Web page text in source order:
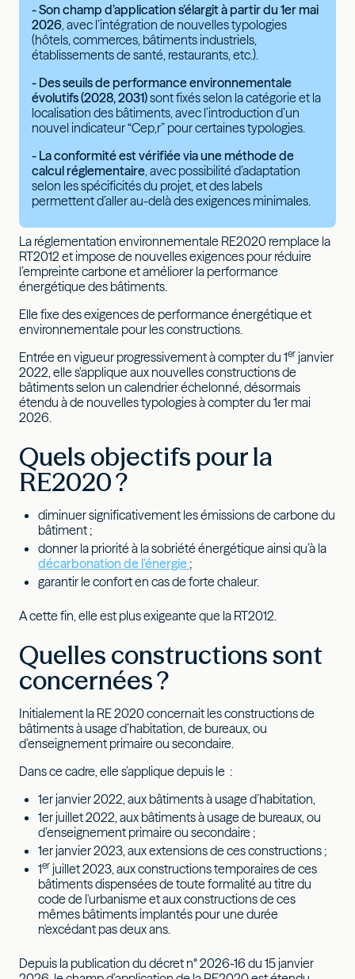
- Son champ d’application s’élargit à partir du 1er mai
2026 , avec l’intégration de nouvelles typologies
(hôtels, commerces, bâtiments industriels,
établissements de santé, restaurants, etc.).
- Des seuils de performance environnementale
évolutifs (2028, 2031)sont fixés selon la catégorie et la
localisation des bâtiments, avec l’introduction d’un
nouvel indicateur “Cep,r” pour certaines typologies.
- La conformité est vérifiée via une méthode de
calcul réglementaire , avec possibilité d’adaptation
selon les spécificités du projet, et des labels
permettent d’aller au-delà des exigences minimales.
La réglementation environnementale RE2020 remplace la
RT2012 et impose de nouvelles exigences pour réduire
l’empreinte carbone et améliorer la performance
énergétique des bâtiments.
Elle fixe des exigences de performance énergétique et
environnementale pour les constructions.
Entrée en vigueur progressivement à compter du 1er janvier
2022, elle s’applique aux nouvelles constructions de
bâtiments selon un calendrier échelonné, désormais
étendu à de nouvelles typologies à compter du 1er mai
2026.
Quels objectifs pour la
RE2020 ?
diminuer significativement les émissions de carbone du
bâtiment ;
donner la priorité à la sobriété énergétique ainsi qu’à la
décarbonation de l’énergie ;
garantir le confort en cas de forte chaleur.
A cette fin, elle est plus exigeante que la RT2012.
Quelles constructions sont
concernées ?
Initialement la RE 2020 concernait les constructions de
bâtiments à usage d’habitation, de bureaux, ou
d’enseignement primaire ou secondaire.
Dans ce cadre, elle s’applique depuis le :
1er janvier 2022, aux bâtiments à usage d’habitation,
1er juillet 2022, aux bâtiments à usage de bureaux, ou
d’enseignement primaire ou secondaire ;
1er janvier 2023, aux extensions de ces constructions ;
1er juillet 2023, aux constructions temporaires de ces
bâtiments dispensées de toute formalité au titre du
code de l'urbanisme et aux constructions de ces
mêmes bâtiments implantés pour une durée
n'excédant pas deux ans.
Depuis la publication du décret n° 2026-16 du 15 janvier